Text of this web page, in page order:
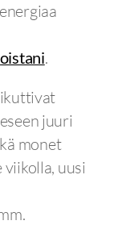
.
juuri
monet
uusi